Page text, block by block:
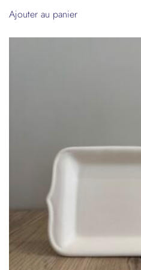
Ajouter au panier